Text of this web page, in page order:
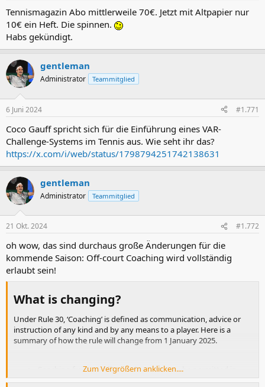
:
Tennismagazin Abo mittlerweile 70€. Jetzt mit Altpapier nur
10€ ein Heft. Die spinnen.
Habs gekündigt.
gentleman
Administrator Teammitglied
6 Juni 2024 #1.771
Coco Gauff spricht sich für die Einführung eines VAR-
Challenge-Systems im Tennis aus. Wie seht ihr das?
https://x.com/i/web/status/1798794251742138631
gentleman
Administrator Teammitglied
21 Okt. 2024 #1.772
oh wow, das sind durchaus große Änderungen für die
kommende Saison: Off-court Coaching wird vollständig
erlaubt sein!
What is changing?​
Under Rule 30, ‘Coaching’ is defined as communication, advice or
instruction of any kind and by any means to a player. Here is a
summary of how the rule will change from 1 January 2025.
Coaching from an off-court location may be permitted in
events played under the rules of tennis by the sanctioning
Zum Vergrößern anklicken....